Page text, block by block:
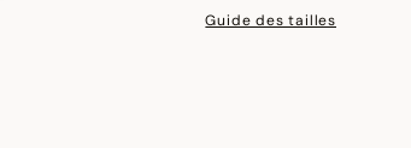
Guide des tailles